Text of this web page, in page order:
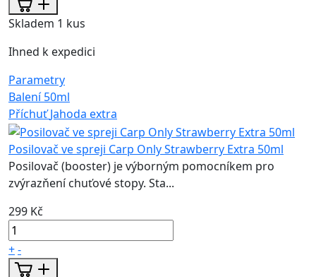
Skladem 1 kus
Ihned k expedici
Parametry
Balení 50ml
Příchuť Jahoda extra
Posilovač ve spreji Carp Only Strawberry Extra 50ml
Posilovač (booster) je výborným pomocníkem pro
zvýrazňení chuťové stopy. Sta...
299 Kč
+-